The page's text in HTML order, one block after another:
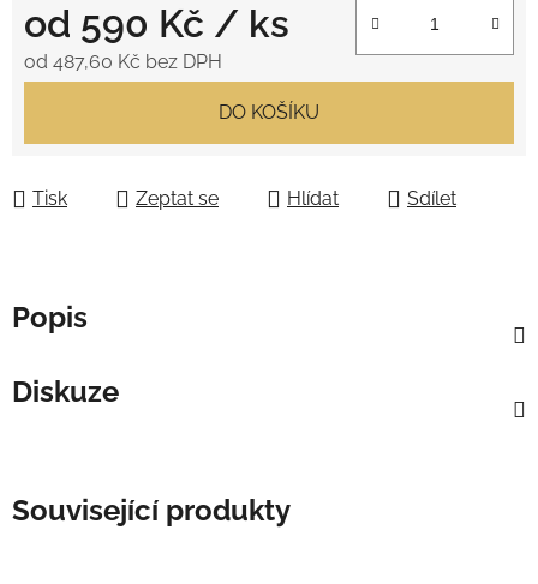
od 590 Kč / ks
od 487,60 Kč bez DPH
DO KOŠÍKU
Tisk Zeptat se Hlídat Sdílet
Popis
Diskuze
Související produkty